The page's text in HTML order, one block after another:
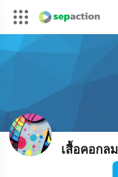
เสื้อคอกลม